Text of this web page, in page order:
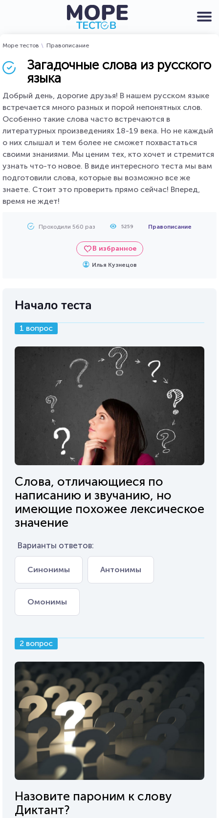
Море тестов Правописание
Загадочные слова из русского
языка
Добрый день, дорогие друзья! В нашем русском языке
встречается много разных и порой непонятных слов.
Особенно такие слова часто встречаются в
литературных произведениях 18-19 века. Но не каждый
о них слышал и тем более не сможет похвастаться
своими знаниями. Мы ценим тех, кто хочет и стремится
узнать что-то новое. В виде интересного теста мы вам
подготовили слова, которые вы возможно все же
знаете. Стоит это проверить прямо сейчас! Вперед,
время не ждет!
Проходили 560 раз 5259 Правописание
В избранное
Илья Кузнецов
Начало теста
1 вопрос
Слова, отличающиеся по
написанию и звучанию, но
имеющие похожее лексическое
значение
Варианты ответов:
Синонимы Антонимы
Омонимы
2 вопрос
Назовите пароним к слову
Диктант?